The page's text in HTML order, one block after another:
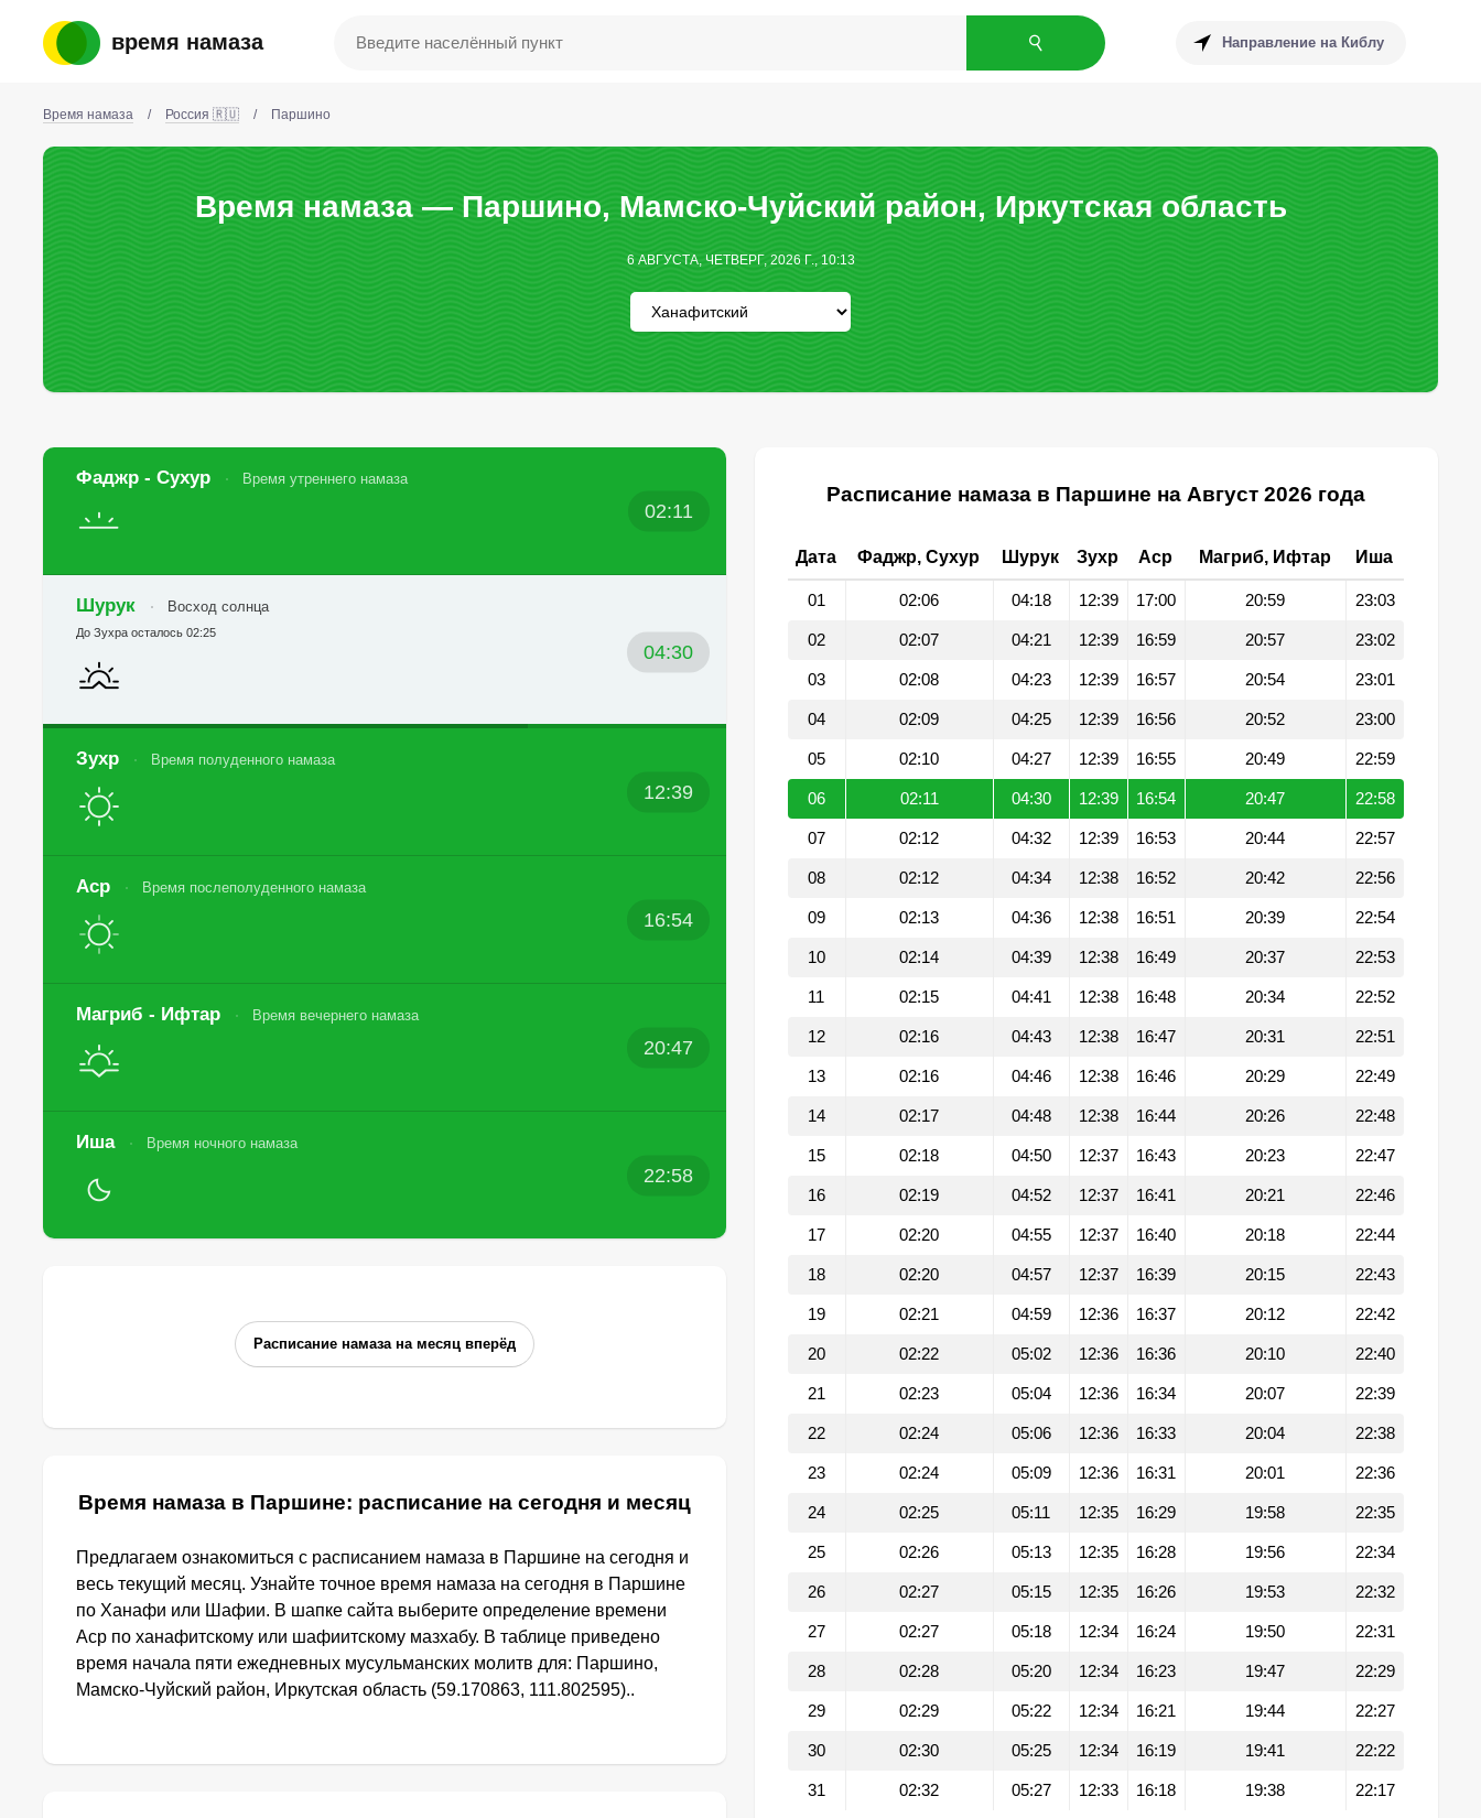
время намаза Направление на Киблу
Время намаза / Россия 🇷🇺 / Паршино
Время намаза — Паршино, Мамско-Чуйский район, Иркутская область
6 АВГУСТА, ЧЕТВЕРГ, 2026 Г., 10:13
Фаджр - Сухур Время утреннего намаза
02:11
Шурук Восход солнца
04:30
До Зухра осталось 02:25
Зухр Время полуденного намаза
12:39
Аср Время послеполуденного намаза
16:54
Магриб - Ифтар Время вечернего намаза
20:47
Иша Время ночного намаза
22:58
Расписание намаза на месяц вперёд
Время намаза в Паршине: расписание на сегодня и месяц
Предлагаем ознакомиться с расписанием намаза в Паршине на сегодня и
весь текущий месяц. Узнайте точное время намаза на сегодня в Паршине
по Ханафи или Шафии. В шапке сайта выберите определение времени
Аср по ханафитскому или шафиитскому мазхабу. В таблице приведено
время начала пяти ежедневных мусульманских молитв для: Паршино,
Мамско-Чуйский район, Иркутская область (59.170863, 111.802595)..
Расписание намаза в Паршине на Август 2026 года
Дата Фаджр, Сухур Шурук Зухр Аср Магриб, Ифтар Иша
01 02:06 04:18 12:39 17:00 20:59 23:03
02 02:07 04:21 12:39 16:59 20:57 23:02
03 02:08 04:23 12:39 16:57 20:54 23:01
04 02:09 04:25 12:39 16:56 20:52 23:00
05 02:10 04:27 12:39 16:55 20:49 22:59
06 02:11 04:30 12:39 16:54 20:47 22:58
07 02:12 04:32 12:39 16:53 20:44 22:57
08 02:12 04:34 12:38 16:52 20:42 22:56
09 02:13 04:36 12:38 16:51 20:39 22:54
10 02:14 04:39 12:38 16:49 20:37 22:53
11 02:15 04:41 12:38 16:48 20:34 22:52
12 02:16 04:43 12:38 16:47 20:31 22:51
13 02:16 04:46 12:38 16:46 20:29 22:49
14 02:17 04:48 12:38 16:44 20:26 22:48
15 02:18 04:50 12:37 16:43 20:23 22:47
16 02:19 04:52 12:37 16:41 20:21 22:46
17 02:20 04:55 12:37 16:40 20:18 22:44
18 02:20 04:57 12:37 16:39 20:15 22:43
19 02:21 04:59 12:36 16:37 20:12 22:42
20 02:22 05:02 12:36 16:36 20:10 22:40
21 02:23 05:04 12:36 16:34 20:07 22:39
22 02:24 05:06 12:36 16:33 20:04 22:38
23 02:24 05:09 12:36 16:31 20:01 22:36
24 02:25 05:11 12:35 16:29 19:58 22:35
25 02:26 05:13 12:35 16:28 19:56 22:34
26 02:27 05:15 12:35 16:26 19:53 22:32
27 02:27 05:18 12:34 16:24 19:50 22:31
28 02:28 05:20 12:34 16:23 19:47 22:29
29 02:29 05:22 12:34 16:21 19:44 22:27
30 02:30 05:25 12:34 16:19 19:41 22:22
31 02:32 05:27 12:33 16:18 19:38 22:17